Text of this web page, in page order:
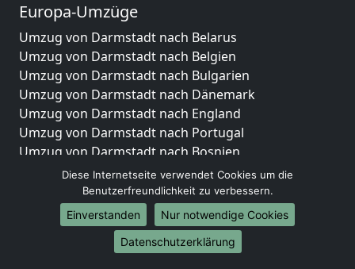
Europa-Umzüge
Umzug von Darmstadt nach Belarus
Umzug von Darmstadt nach Belgien
Umzug von Darmstadt nach Bulgarien
Umzug von Darmstadt nach Dänemark
Umzug von Darmstadt nach England
Umzug von Darmstadt nach Portugal
Umzug von Darmstadt nach Bosnien
und Herzegowina
Umzug von Darmstadt nach Irland
Umzug von Darmstadt nach Lettland
Umzug von Darmstadt nach Zypern
Umzug von Darmstadt nach Kroatien
Diese Internetseite verwendet Cookies um die
Benutzerfreundlichkeit zu verbessern.
Einverstanden
Nur notwendige Cookies
Datenschutzerklärung